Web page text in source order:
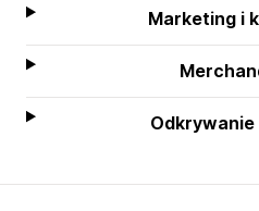
Marketing i